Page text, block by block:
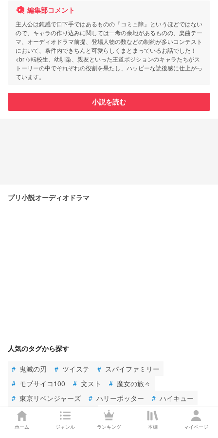
ホーム ジャンル ランキング 本棚 マイページ
編集部コメント
主人公は鈍感で口下手ではあるものの『コミュ障』というほどではない
ので、キャラの作り込みに関しては一考の余地があるものの、楽曲テー
マ、オーディオドラマ前提、登場人物の数などの制約が多いコンテスト
において、条件内できちんと可愛らしくまとまっているお話でした！
<br />転校生、幼馴染、親友といった王道ポジションのキャラたちがス
トーリーの中でそれぞれの役割を果たし、ハッピーな読後感に仕上がっ
ています。
小説を読む
プリ小説オーディオドラマ
人気のタグから探す
# 鬼滅の刃 # ツイステ # スパイファミリー
# モブサイコ100 # 文スト # 魔女の旅々
# 東京リベンジャーズ # ハリーポッター # ハイキュー
魔法少女まどか☆マギカ